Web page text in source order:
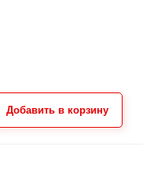
Добавить в корзину